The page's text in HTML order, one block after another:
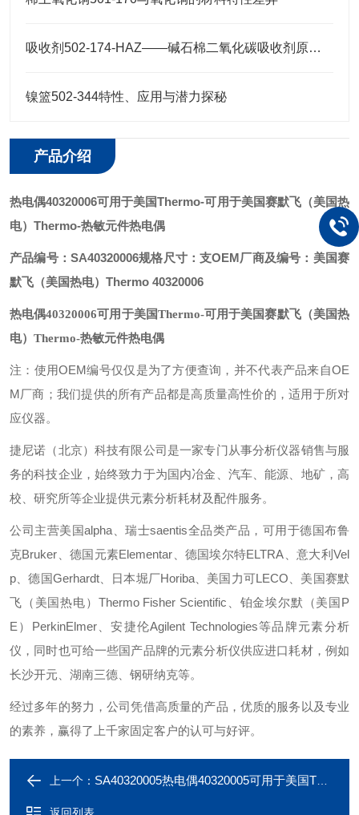
吸收剂502-174-HAZ——碱石棉二氧化碳吸收剂原理与元素分析及气体净化应用
镍篮502-344特性、应用与潜力探秘
产品介绍
热电偶40320006可用于美国Thermo-可用于美国赛默飞（美国热
电）Thermo-热敏元件热电偶
产品编号：SA40320006规格尺寸：支OEM厂商及编号：美国赛
默飞（美国热电）Thermo 40320006
热电偶40320006可用于美国Thermo-可用于美国赛默飞（美国热
电）Thermo-热敏元件热电偶
注：使用OEM编号仅仅是为了方便查询，并不代表产品来自OE
M厂商；我们提供的所有产品都是高质量高性价的，适用于所对
应仪器。
捷尼诺（北京）科技有限公司是一家专门从事分析仪器销售与服
务的科技企业，始终致力于为国内冶金、汽车、能源、地矿，高
校、研究所等企业提供元素分析耗材及配件服务。
公司主营美国alpha、瑞士saentis全品类产品，可用于德国布鲁
克Bruker、德国元素Elementar、德国埃尔特ELTRA、意大利Vel
p、德国Gerhardt、日本堀厂Horiba、美国力可LECO、美国赛默
飞（美国热电）Thermo Fisher Scientific、铂金埃尔默（美国P
E）PerkinElmer、安捷伦Agilent Technologies等品牌元素分析
仪，同时也可给一些国产品牌的元素分析仪供应进口耗材，例如
长沙开元、湖南三德、钢研纳克等。
经过多年的努力，公司凭借高质量的产品，优质的服务以及专业
的素养，赢得了上千家固定客户的认可与好评。
上一个： SA40320005热电偶40320005可用于美国Thermo